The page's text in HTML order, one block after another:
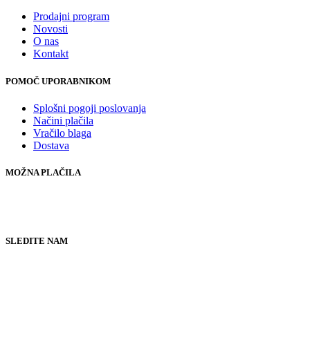
Prodajni program
Novosti
O nas
Kontakt
POMOČ UPORABNIKOM
Splošni pogoji poslovanja
Načini plačila
Vračilo blaga
Dostava
MOŽNA PLAČILA
SLEDITE NAM